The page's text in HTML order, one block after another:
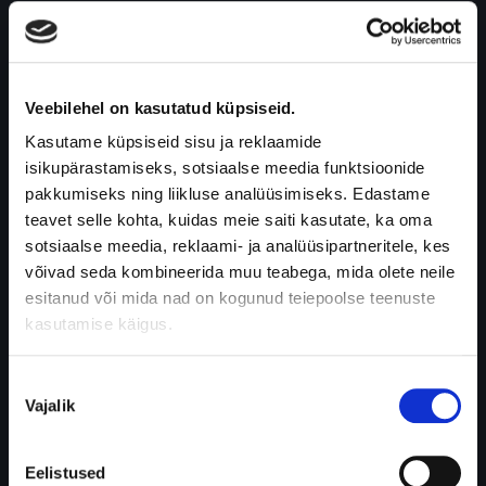
Veebilehel on kasutatud küpsiseid.
Kasutame küpsiseid sisu ja reklaamide
isikupärastamiseks, sotsiaalse meedia funktsioonide
pakkumiseks ning liikluse analüüsimiseks. Edastame
teavet selle kohta, kuidas meie saiti kasutate, ka oma
sotsiaalse meedia, reklaami- ja analüüsipartneritele, kes
võivad seda kombineerida muu teabega, mida olete neile
esitanud või mida nad on kogunud teiepoolse teenuste
kasutamise käigus.
valik
Vajalik
Eelistused
igas
olukorras.
Veekindel
võimaldab
käia
duši
all,
ujuda
ja
treenida
ilma,
et
seadme
pärast.